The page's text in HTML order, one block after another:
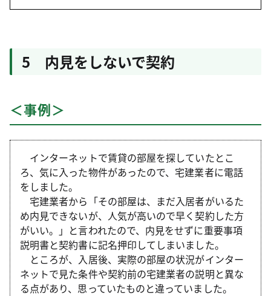
5 内見をしないで契約
＜事例＞
インターネットで賃貸の部屋を探していたとこ
ろ、気に入った物件があったので、宅建業者に電話
をしました。
宅建業者から「その部屋は、まだ入居者がいるた
め内見できないが、人気が高いので早く契約した方
がいい。」と言われたので、内見をせずに重要事項
説明書と契約書に記名押印してしまいました。
ところが、入居後、実際の部屋の状況がインター
ネットで見た条件や契約前の宅建業者の説明と異な
る点があり、思っていたものと違っていました。